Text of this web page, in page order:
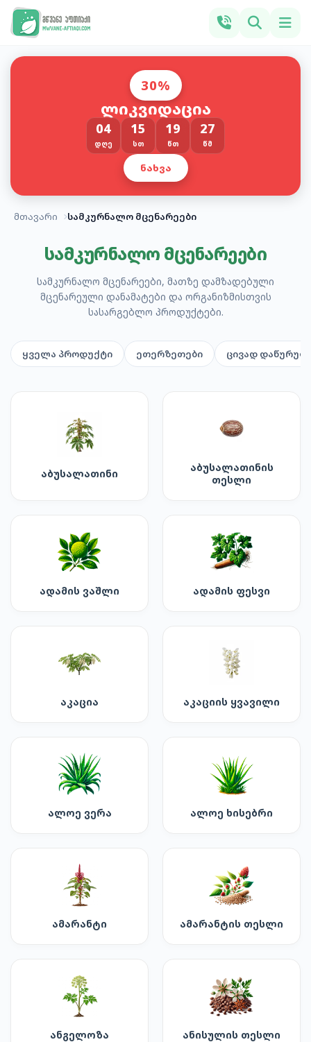
30%
ლიკვიდაცია
04
ᲓᲦᲔ
15
ᲡᲗ
19
ᲬᲗ
26
ᲬᲛ
ᲜᲐᲮᲕᲐ
მთავარი სამკურნალო მცენარეები
სამკურნალო მცენარეები
სამკურნალო მცენარეები, მათზე დამზადებული
მცენარეული დანამატები და ორგანიზმისთვის
სასარგებლო პროდუქტები.
ყველა პროდუქტი ეთერზეთები ცივად
აბუსალათინი
აბუსალათინის
თესლი
ადამის ვაშლი ადამის ფესვი
აკაცია აკაციის ყვავილი
ალოე ვერა ალოე ხისებრი
ამარანტი ამარანტის თესლი
ანგელოზა ანისულის თესლი